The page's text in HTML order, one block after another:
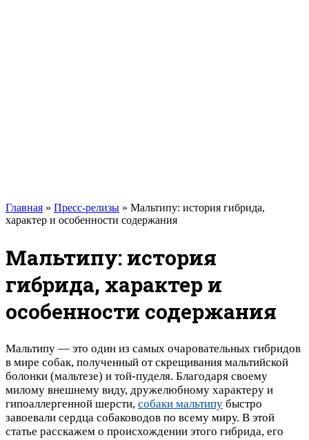
Главная » Пресс-релизы » Мальтипу: история гибрида,
характер и особенности содержания
Мальтипу: история
гибрида, характер и
особенности содержания
Мальтипу — это один из самых очаровательных гибридов
в мире собак, полученный от скрещивания мальтийской
болонки (мальтезе) и той-пуделя. Благодаря своему
милому внешнему виду, дружелюбному характеру и
гипоаллергенной шерсти, собаки мальтипу быстро
завоевали сердца собаководов по всему миру. В этой
статье расскажем о происхождении этого гибрида, его